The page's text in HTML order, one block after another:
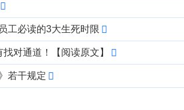
工必读的3大生死时限
对通道！【阅读原文】
若干规定